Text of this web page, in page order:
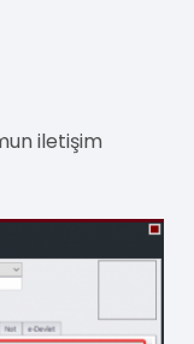
iletişim